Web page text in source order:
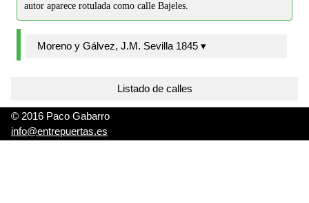
autor aparece rotulada como calle Bajeles.
Moreno y Gálvez, J.M. Sevilla 1845 ▾
Listado de calles
© 2016 Paco Gabarro
info@entrepuertas.es